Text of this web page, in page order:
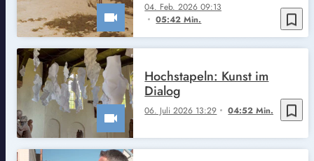
bookmark_border
04. Feb. 2026 09:13
05:42 Min.
bookmark_border
06. Juli 2026 13:29 04:52 Min.
Hochstapeln: Kunst im
Dialog